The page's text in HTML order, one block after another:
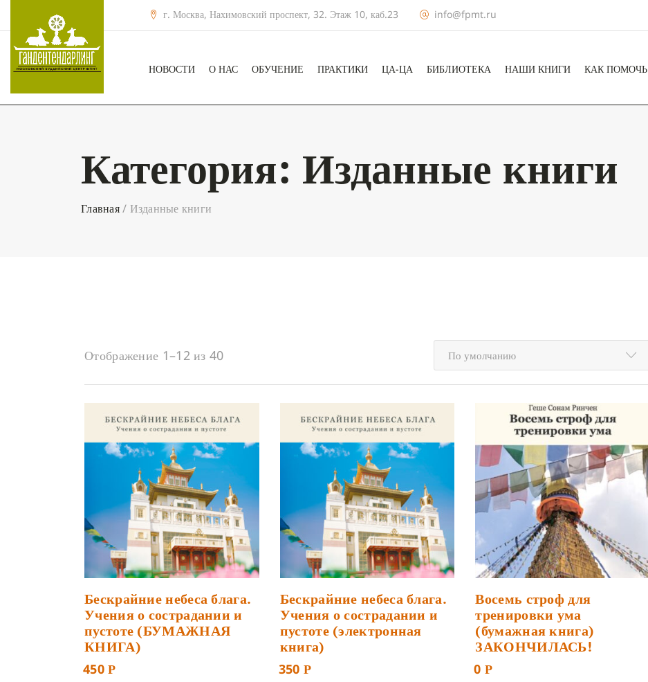
г. Москва, Нахимовский проспект, 32. Этаж 10, каб.23 info@fpmt.ru
НОВОСТИ О НАС ОБУЧЕНИЕ ПРАКТИКИ ЦА-ЦА БИБЛИОТЕКА НАШИ КНИГИ КАК ПОМОЧЬ
Категория: Изданные книги
Главная/ Изданные книги
Отображение 1–12 из 40 По умолчанию
Бескрайние небеса блага.
Учения о сострадании и
пустоте (БУМАЖНАЯ
КНИГА)
450Р
Бескрайние небеса блага.
Учения о сострадании и
пустоте (электронная
книга)
350 Р
Восемь строф для
тренировки ума
(бумажная книга)
ЗАКОНЧИЛАСЬ!
0Р